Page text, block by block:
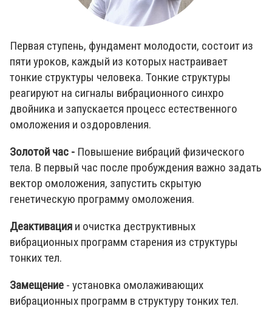
Первая ступень, фундамент молодости, состоит из
пяти уроков, каждый из которых настраивает
тонкие структуры человека. Тонкие структуры
реагируют на сигналы вибрационного синхро
двойника и запускается процесс естественного
омоложения и оздоровления.
Золотой час - Повышение вибраций физического
тела. В первый час после пробуждения важно задать
вектор омоложения, запустить скрытую
генетическую программу омоложения.
Деактивация и очистка деструктивных
вибрационных программ старения из структуры
тонких тел.
Замещение - установка омолаживающих
вибрационных программ в структуру тонких тел.